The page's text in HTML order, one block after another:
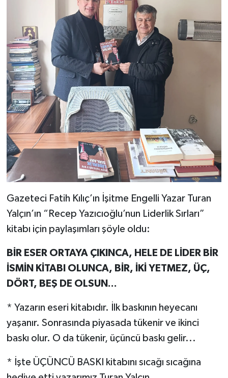
Gazeteci Fatih Kılıç’ın İşitme Engelli Yazar Turan
Yalçın’ın “Recep Yazıcıoğlu’nun Liderlik Sırları”
kitabı için paylaşımları şöyle oldu:
BİR ESER ORTAYA ÇIKINCA, HELE DE LİDER BİR
İSMİN KİTABI OLUNCA, BİR, İKİ YETMEZ, ÜÇ,
DÖRT, BEŞ DE OLSUN...
* Yazarın eseri kitabıdır. İlk baskının heyecanı
yaşanır. Sonrasında piyasada tükenir ve ikinci
baskı olur. O da tükenir, üçüncü baskı gelir...
* İşte ÜÇÜNCÜ BASKI kitabını sıcağı sıcağına